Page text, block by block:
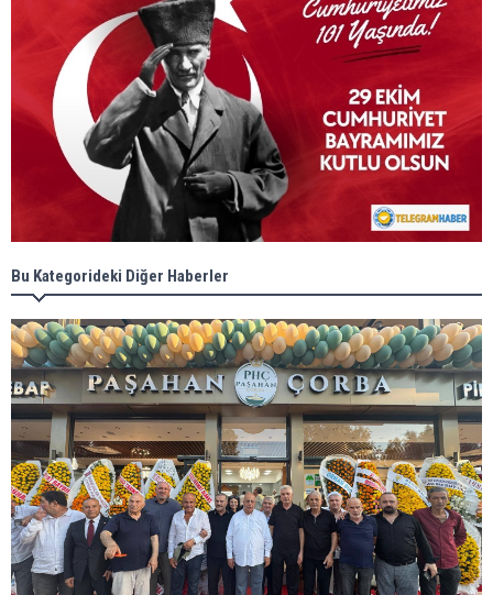
Bu Kategorideki Diğer Haberler